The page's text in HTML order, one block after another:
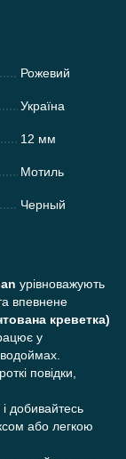
Рожевий
Україна
12 мм
Мотиль
Черный
урівноважують
впевнене
креветка)
у
повідки,
добивайтесь
або легкою